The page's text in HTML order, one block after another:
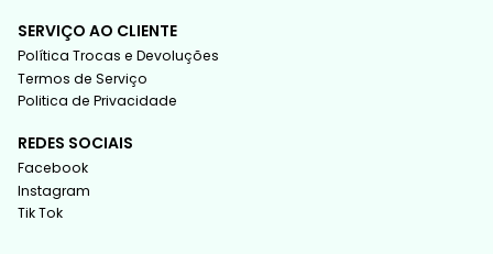
SERVIÇO AO CLIENTE
Política Trocas e Devoluções
Termos de Serviço
Politica de Privacidade
REDES SOCIAIS
Facebook
Instagram
Tik Tok